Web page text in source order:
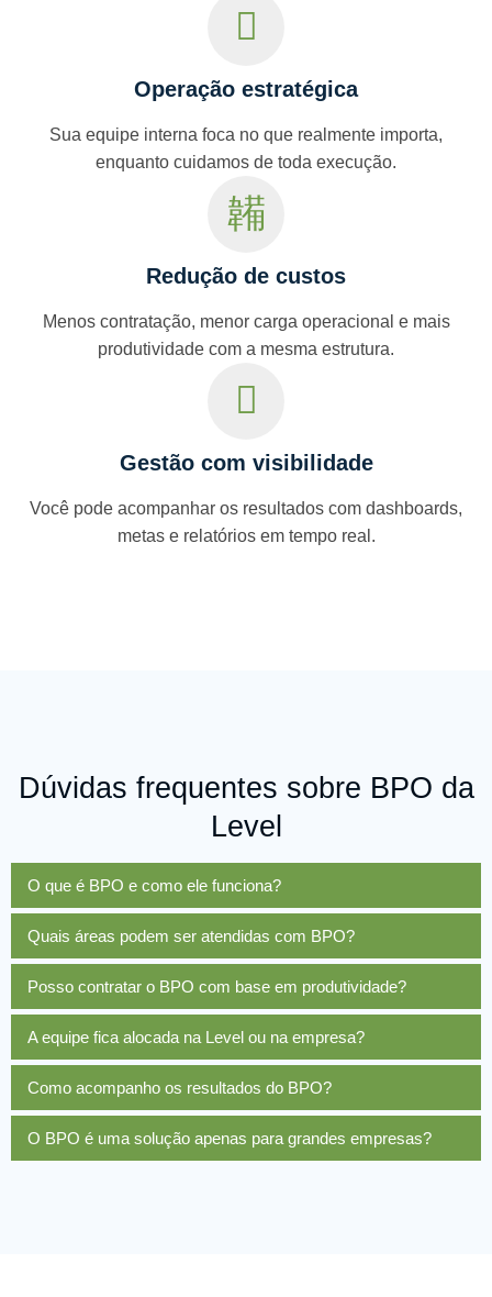
Operação estratégica
Sua equipe interna foca no que realmente importa,
enquanto cuidamos de toda execução.
Redução de custos
Menos contratação, menor carga operacional e mais
produtividade com a mesma estrutura.
Gestão com visibilidade
Você pode acompanhar os resultados com dashboards,
metas e relatórios em tempo real.
Dúvidas frequentes sobre BPO da
Level
O que é BPO e como ele funciona?
Quais áreas podem ser atendidas com BPO?
Posso contratar o BPO com base em produtividade?
A equipe fica alocada na Level ou na empresa?
Como acompanho os resultados do BPO?
O BPO é uma solução apenas para grandes empresas?